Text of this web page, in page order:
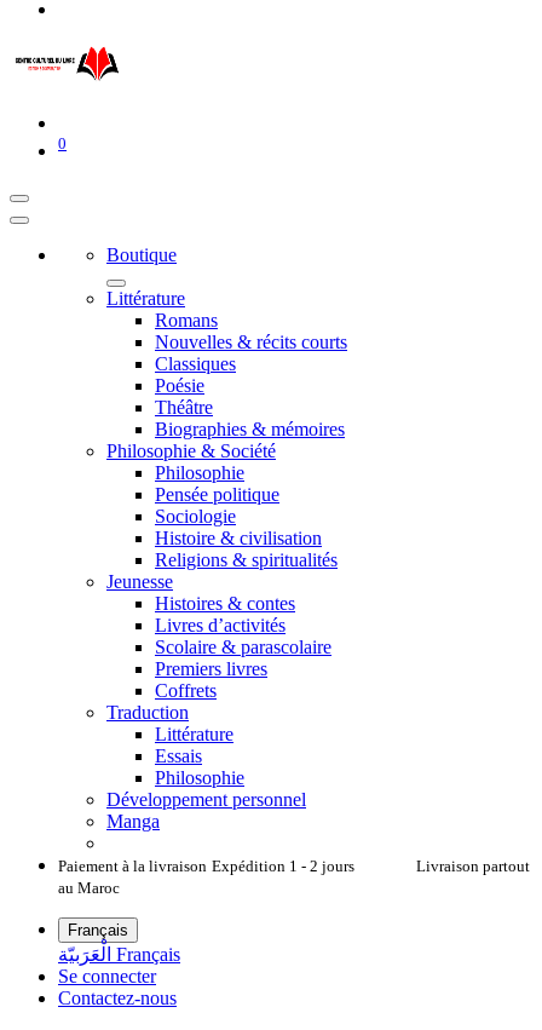
0
Boutique
Littérature
Romans
Nouvelles & récits courts
Classiques
Poésie
Théâtre
Biographies & mémoires
Philosophie & Société
Philosophie
Pensée politique
Sociologie
Histoire & civilisation
Religions & spiritualités
Jeunesse
Histoires & contes
Livres d’activités
Scolaire & parascolaire
Premiers livres
Coffrets
Traduction
Littérature
Essais
Philosophie
Développement personnel
Manga
Paiement à la livraison Expédition 1 - 2 jours Livraison partout
au Maroc
Français
الْعَرَبيّة Français
Se connecter
Contactez-nous